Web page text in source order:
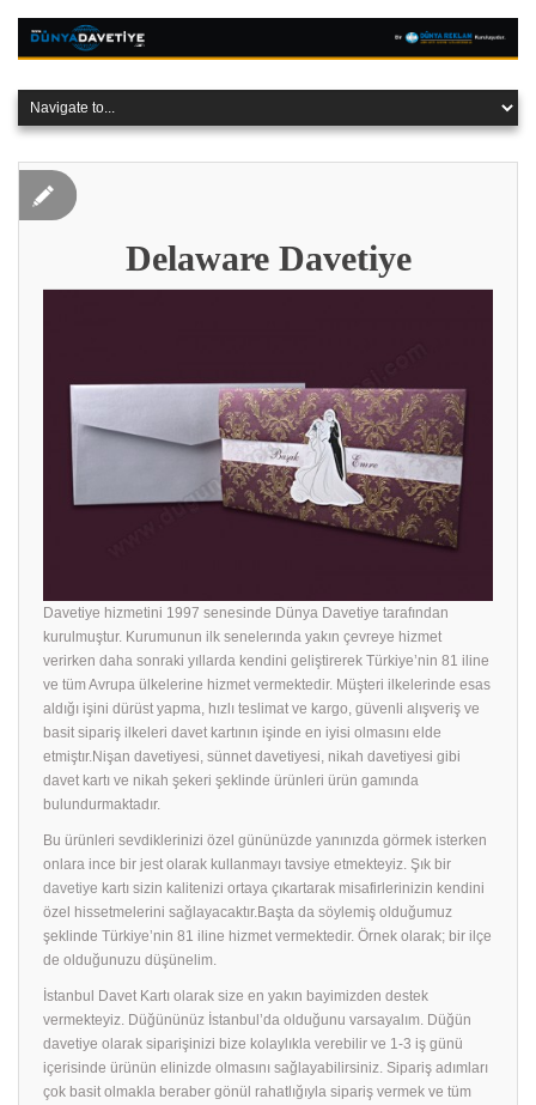
Delaware Davetiye
Davetiye hizmetini 1997 senesinde Dünya Davetiye tarafından
kurulmuştur. Kurumunun ilk senelerında yakın çevreye hizmet
verirken daha sonraki yıllarda kendini geliştirerek Türkiye’nin 81 iline
ve tüm Avrupa ülkelerine hizmet vermektedir. Müşteri ilkelerinde esas
aldığı işini dürüst yapma, hızlı teslimat ve kargo, güvenli alışveriş ve
basit sipariş ilkeleri davet kartının işinde en iyisi olmasını elde
etmiştır.Nişan davetiyesi, sünnet davetiyesi, nikah davetiyesi gibi
davet kartı ve nikah şekeri şeklinde ürünleri ürün gamında
bulundurmaktadır.
Bu ürünleri sevdiklerinizi özel gününüzde yanınızda görmek isterken
onlara ince bir jest olarak kullanmayı tavsiye etmekteyiz. Şık bir
davetiye kartı sizin kalitenizi ortaya çıkartarak misafirlerinizin kendini
özel hissetmelerini sağlayacaktır.Başta da söylemiş olduğumuz
şeklinde Türkiye’nin 81 iline hizmet vermektedir. Örnek olarak; bir ilçe
de olduğunuzu düşünelim.
İstanbul Davet Kartı olarak size en yakın bayimizden destek
vermekteyiz. Düğününüz İstanbul’da olduğunu varsayalım. Düğün
davetiye olarak siparişinizi bize kolaylıkla verebilir ve 1-3 iş günü
içerisinde ürünün elinizde olmasını sağlayabilirsiniz. Sipariş adımları
çok basit olmakla beraber gönül rahatlığıyla sipariş vermek ve tüm